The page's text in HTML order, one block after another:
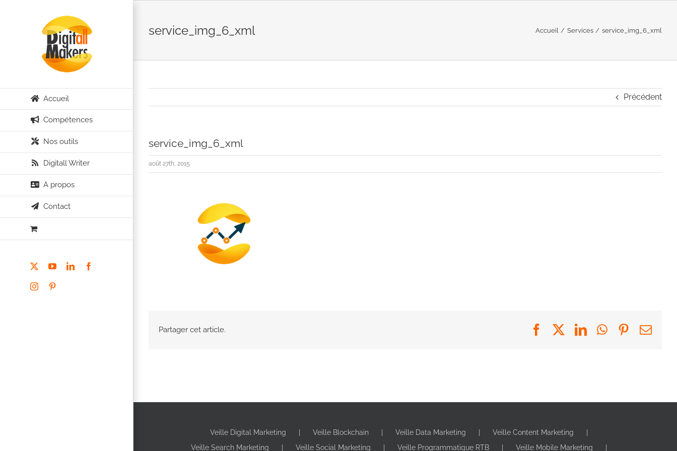
Accueil
Compétences
Nos outils
Digitall Writer
A propos
Contact
YouTubeLinkedIn
Instagram
service_img_6_xml Accueil Services service_img_6_xml
Précédent
service_img_6_xml
août 27th, 2015
Partager cet article. FacebookLinkedInWhatsApp
Pinterest
Veille Digital Marketing Veille Blockchain Veille Data Marketing
Veille Content Marketing
Veille Search Marketing
Veille Social Marketing Veille Programmatique RTB Veille Mobile Marketing